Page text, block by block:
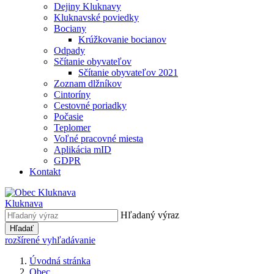
Dejiny Kluknavy
Kluknavské poviedky
Bociany
Krúžkovanie bocianov
Odpady
Sčítanie obyvateľov
Sčítanie obyvateľov 2021
Zoznam dlžníkov
Cintoríny
Cestovné poriadky
Počasie
Teplomer
Voľné pracovné miesta
Aplikácia mID
GDPR
Kontakt
Kluknava
Hľadaný výraz
Hľadať
rozšírené vyhľadávanie
Úvodná stránka
Obec